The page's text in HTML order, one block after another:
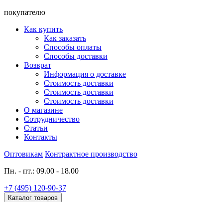
покупателю
Как купить
Как заказать
Способы оплаты
Способы доставки
Возврат
Информация о доставке
Стоимость доставки
Стоимость доставки
Стоимость доставки
О магазине
Сотрудничество
Статьи
Контакты
Оптовикам Контрактное производство
Пн. - пт.: 09.00 - 18.00
+7 (495) 120-90-37
Каталог товаров